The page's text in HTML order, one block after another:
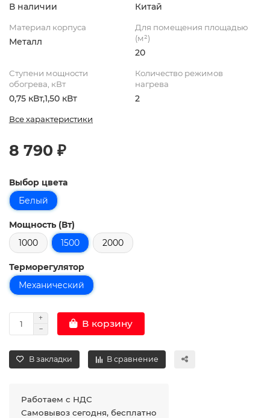
В наличии Китай
Материал корпуса
Металл
Для помещения площадью
(м²)
20
Ступени мощности
обогрева, кВт
0,75 кВт,1,50 кВт
Количество режимов
нагрева
2
Все характеристики
8 790 ₽
Выбор цвета
Белый
Мощность (Вт)
1000
1500 2000
Терморегулятор
Механический
В корзину
В закладки В сравнение
Работаем с НДС
Самовывоз сегодня, бесплатно